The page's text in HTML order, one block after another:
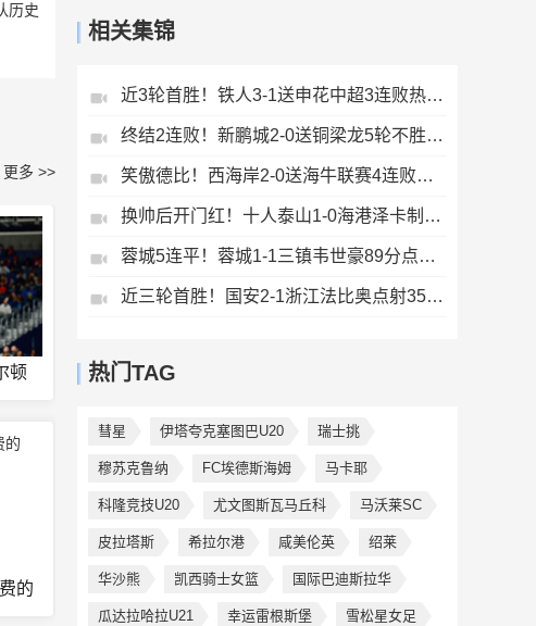
历史
更多 >>
顿
的
相关集锦
近3轮首胜！铁人3-1送申花中超3连败热菲尼奥双响邦本宜裕传射
终结2连败！新鹏城2-0送铜梁龙5轮不胜37岁姜至鹏破门韦斯利建功
笑傲德比！西海岸2-0送海牛联赛4连败海牛仍垫底西海岸升至第二
换帅后开门红！十人泰山1-0海港泽卡制胜于金永扑点海港三球被吹
蓉城5连平！蓉城1-1三镇韦世豪89分点射救主费利佩造点李昂破门
近三轮首胜！国安2-1浙江法比奥点射35岁张稀哲制胜王钰栋送助攻
热门TAG
彗星 伊塔夸克塞图巴U20 瑞士挑
穆苏克鲁纳 FC埃德斯海姆 马卡耶
科隆竞技U20 尤文图斯瓦马丘科 马沃莱SC
皮拉塔斯 希拉尔港 咸美伦英 绍莱
华沙熊 凯西骑士女篮 国际巴迪斯拉华
瓜达拉哈拉U21 幸运雷根斯堡 雪松星女足